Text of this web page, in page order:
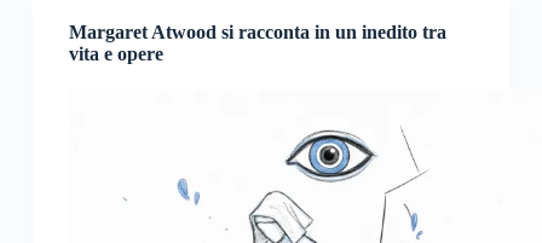
Margaret Atwood si racconta in un inedito tra
vita e opere